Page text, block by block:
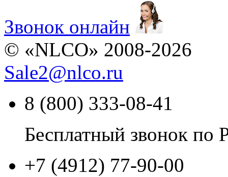
Звонок онлайн
© «NLCO» 2008-2026
Sale2@nlco.ru
8 (800) 333-08-41
Бесплатный звонок по
+7 (4912) 77-90-00